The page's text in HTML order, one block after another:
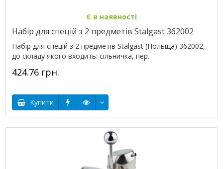
Є в наявності
Набір для спецій з 2 предметів Stalgast 362002
Набір для спецій з 2 предметів Stalgast (Польща) 362002,
до складу якого входить: сільничка, пер..
424.76 грн.
Купити